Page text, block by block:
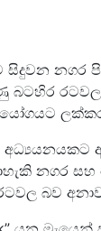
සිදුවන නගර
බටහිර
අධ්‍යයනයකට
නගර
බව